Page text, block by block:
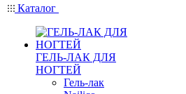
Каталог
ГЕЛЬ-ЛАК ДЛЯ
НОГТЕЙ
Гель-лак